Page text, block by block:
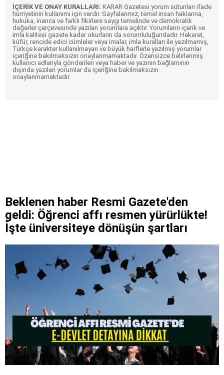
İÇERİK VE ONAY KURALLARI: KARAR Gazetesi yorum sütunları ifade
hürriyetinin kullanımı için vardır. Sayfalarımız, temel insan haklarına,
hukuka, inanca ve farklı fikirlere saygı temelinde ve demokratik
değerler çerçevesinde yazılan yorumlara açıktır. Yorumların içerik ve
imla kalitesi gazete kadar okurların da sorumluluğundadır. Hakaret,
küfür, rencide edici cümleler veya imalar, imla kuralları ile yazılmamış,
Türkçe karakter kullanılmayan ve büyük harflerle yazılmış yorumlar
içeriğine bakılmaksızın onaylanmamaktadır. Özensizce belirlenmiş
kullanıcı adlarıyla gönderilen veya haber ve yazının bağlamının
dışında yazılan yorumlar da içeriğine bakılmaksızın
onaylanmamaktadır.
Beklenen haber Resmi Gazete'den
geldi: Öğrenci affı resmen yürürlükte!
İşte üniversiteye dönüşün şartları